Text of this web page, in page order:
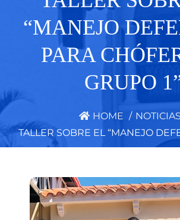
“MANEJO
PARA
GRUPO
HOME / NOTICIAS
TALLER SOBRE EL “MANEJO